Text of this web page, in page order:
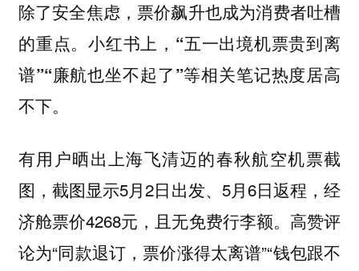
除了安全焦虑，票价飙升也成为消费者吐槽
的重点。小红书上，“五一出境机票贵到离
谱”“廉航也坐不起了”等相关笔记热度居高
不下。
有用户晒出上海飞清迈的春秋航空机票截
图，截图显示5月2日出发、5月6日返程，经
济舱票价4268元，且无免费行李额。高赞评
论为“同款退订，票价涨得太离谱”“钱包跟不